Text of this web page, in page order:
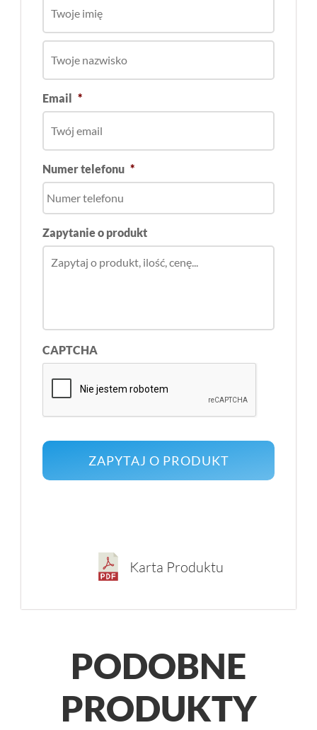
Email *
Numer telefonu *
Zapytanie o produkt
CAPTCHA
Karta Produktu
PODOBNE
PRODUKTY